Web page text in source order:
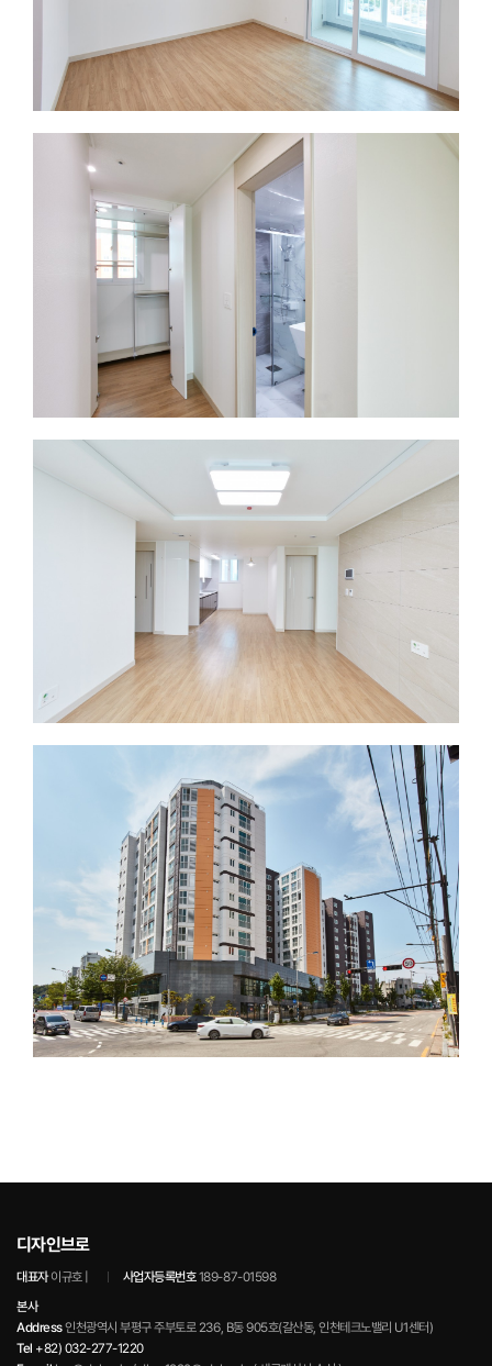
디자인브로
대표자이규호 | 사업자등록번호189-87-01598
본사
Address인천광역시 부평구 주부토로 236, B동 905호(갈산동, 인천테크노밸리 U1센터)
Tel +82) 032-277-1220